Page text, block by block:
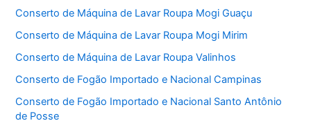
Conserto de Máquina de Lavar Roupa Mogi Guaçu
Conserto de Máquina de Lavar Roupa Mogi Mirim
Conserto de Máquina de Lavar Roupa Valinhos
Conserto de Fogão Importado e Nacional Campinas
Conserto de Fogão Importado e Nacional Santo Antônio
de Posse